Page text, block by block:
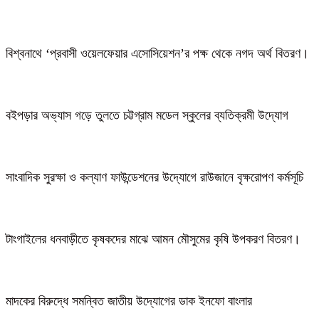
বিশ্বনাথে ‘প্রবাসী ওয়েলফেয়ার এসোসিয়েশন’র পক্ষ থেকে নগদ অর্থ বিতরণ।
বইপড়ার অভ্যাস গড়ে তুলতে চট্টগ্রাম মডেল স্কুলের ব্যতিক্রমী উদ্যোগ
সাংবাদিক সুরক্ষা ও কল্যাণ ফাউন্ডেশনের উদ্যোগে রাউজানে বৃক্ষরোপণ কর্মসূচি
টাংগাইলের ধনবাড়ীতে কৃষকদের মাঝে আমন মৌসুমের কৃষি উপকরণ বিতরণ।
মাদকের বিরুদ্ধে সমন্বিত জাতীয় উদ্যোগের ডাক ইনফো বাংলার